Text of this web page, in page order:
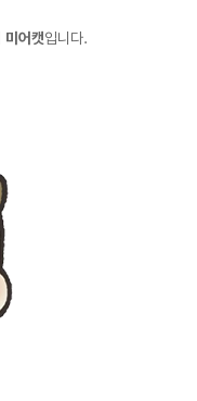
미어캣입니다.